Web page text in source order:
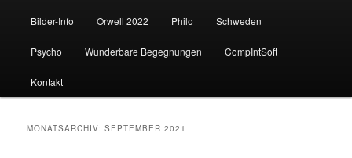
Bilder-Info Orwell 2022 Philo Schweden
Psycho Wunderbare Begegnungen CompIntSoft
Kontakt
MONATSARCHIV:SEPTEMBER 2021